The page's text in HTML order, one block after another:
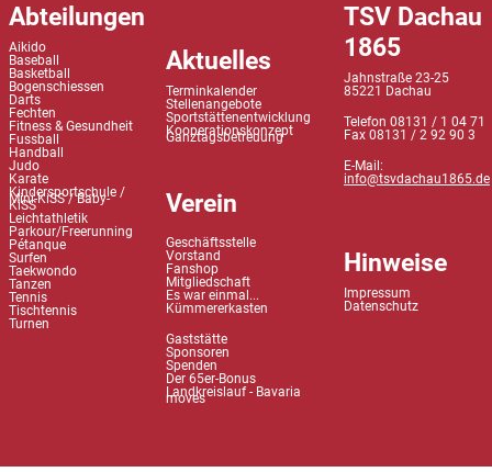
Abteilungen
Aikido
Baseball
Basketball
Bogenschiessen
Darts
Fechten
Fitness & Gesundheit
Fussball
Handball
Judo
Karate
Kindersportschule /
Mini-KiSS / Baby-
KiSS
Leichtathletik
Parkour/Freerunning
Pétanque
Surfen
Taekwondo
Tanzen
Tennis
Tischtennis
Turnen
Aktuelles
Terminkalender
Stellenangebote
Sportstättenentwicklung
Kooperationskonzept
Ganztagsbetreuung
Verein
Geschäftsstelle
Vorstand
Fanshop
Mitgliedschaft
Es war einmal...
Kümmererkasten
Gaststätte
Sponsoren
Spenden
Der 65er-Bonus
Landkreislauf - Bavaria
moves
TSV Dachau
1865
Jahnstraße 23-25
85221 Dachau
Telefon 08131 / 1 04 71
Fax 08131 / 2 92 90 3
E-Mail:
info@tsvdachau1865.de
Hinweise
Impressum
Datenschutz